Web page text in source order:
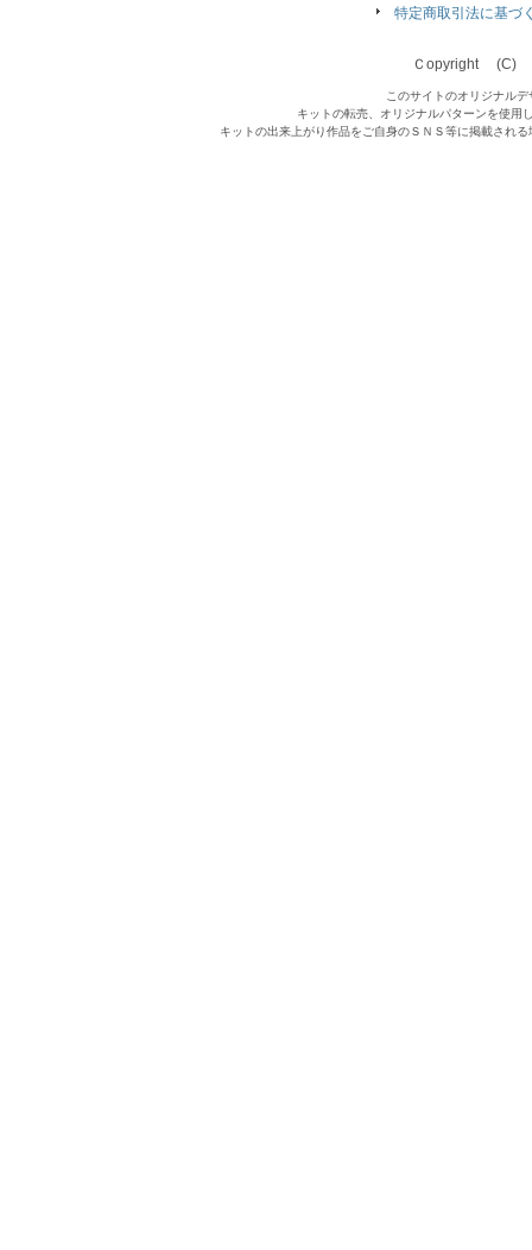
特定商取引法に基づ
Ｃopyright (C)
このサイトのオリジナル
キットの転売、オリジナルパターンを使用
キットの出来上がり作品をご自身のＳＮＳ等に掲載され